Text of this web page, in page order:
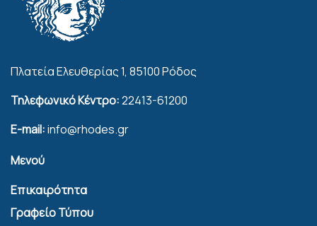
Πλατεία Ελευθερίας 1, 85100 Ρόδος
Τηλεφωνικό Κέντρο:22413-61200
E-mail:info@rhodes.gr
Μενού
Επικαιρότητα
Γραφείο Τύπου